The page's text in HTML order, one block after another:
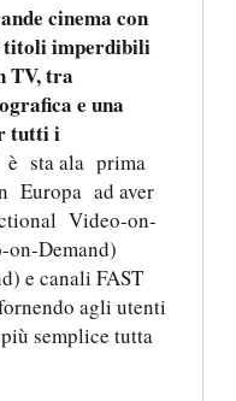
cinema con
titoli imperdibili
TV, tra
e una
tutti i
è sta ala prima
Europa ad aver
Video-on-
on-Demand)
e canali FAST
agli utenti
semplice tutta